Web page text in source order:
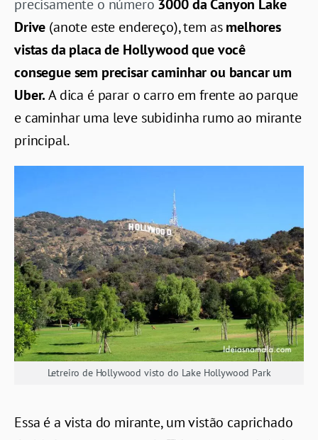
precisamente o número 3000 da Canyon Lake
Drive (anote este endereço), tem asmelhores
vistas da placa de Hollywood que você
consegue sem precisar caminhar ou bancar um
Uber.A dica é parar o carro em frente ao parque
e caminhar uma leve subidinha rumo ao mirante
principal.
Letreiro de Hollywood visto do Lake Hollywood Park
Essa é a vista do mirante, um vistão caprichado